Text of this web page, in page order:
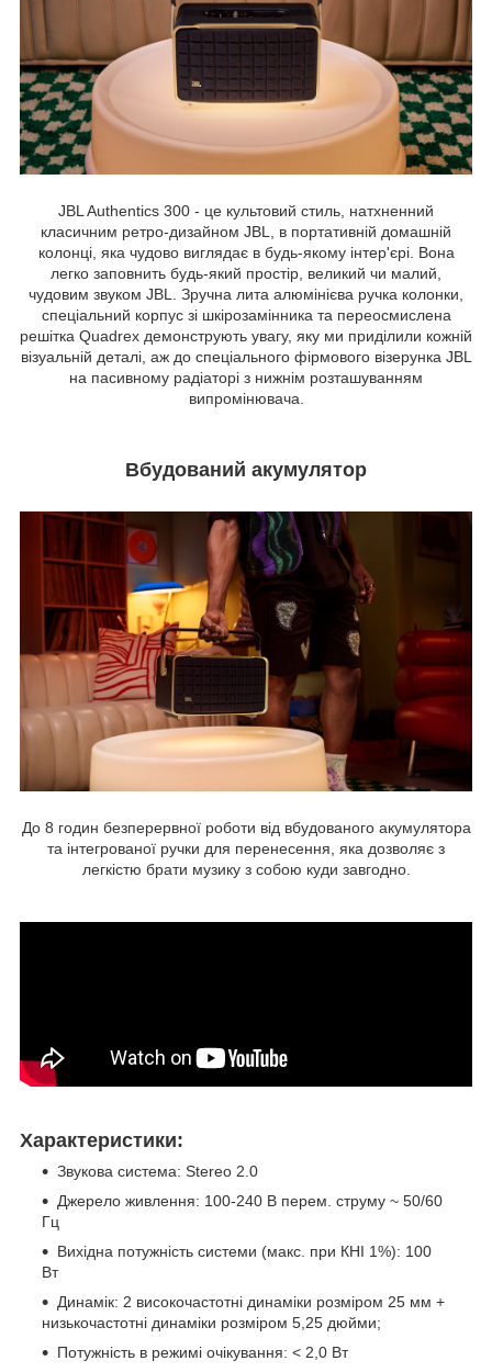
JBL Authentics 300 - це культовий стиль, натхненний
класичним ретро-дизайном JBL, в портативній домашній
колонці, яка чудово виглядає в будь-якому інтер'єрі. Вона
легко заповнить будь-який простір, великий чи малий,
чудовим звуком JBL. Зручна лита алюмінієва ручка колонки,
спеціальний корпус зі шкірозамінника та переосмислена
решітка Quadrex демонструють увагу, яку ми приділили кожній
візуальній деталі, аж до спеціального фірмового візерунка JBL
на пасивному радіаторі з нижнім розташуванням
випромінювача.
Вбудований акумулятор
До 8 годин безперервної роботи від вбудованого акумулятора
та інтегрованої ручки для перенесення, яка дозволяє з
легкістю брати музику з собою куди завгодно.
Характеристики:
Звукова система: Stereo 2.0
Джерело живлення: 100-240 В перем. струму ~ 50/60
Гц
Вихідна потужність системи (макс. при КНІ 1%): 100
Вт
Динамік: 2 високочастотні динаміки розміром 25 мм +
низькочастотні динаміки розміром 5,25 дюйми;
Потужність в режимі очікування: < 2,0 Вт